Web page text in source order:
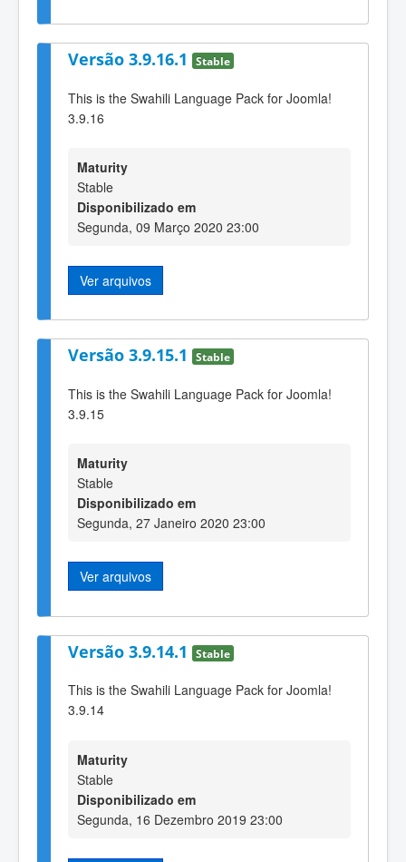
Versão 3.9.16.1 Stable
This is the Swahili Language Pack for Joomla!
3.9.16
Maturity
Stable
Disponibilizado em
Segunda, 09 Março 2020 23:00
Ver arquivos
Versão 3.9.15.1 Stable
This is the Swahili Language Pack for Joomla!
3.9.15
Maturity
Stable
Disponibilizado em
Segunda, 27 Janeiro 2020 23:00
Ver arquivos
Versão 3.9.14.1 Stable
This is the Swahili Language Pack for Joomla!
3.9.14
Maturity
Stable
Disponibilizado em
Segunda, 16 Dezembro 2019 23:00